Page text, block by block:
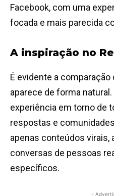
Facebook, com uma
focada e mais parecida
A inspiração no
É evidente a
aparece de forma
experiência em torno de
respostas e
apenas conteúdos virais,
conversas de pessoas
específicos.
-